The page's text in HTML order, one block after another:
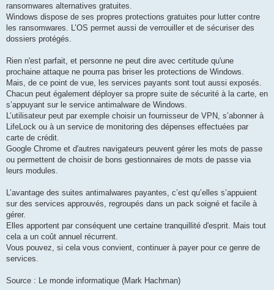
ransomwares alternatives gratuites.
Windows dispose de ses propres protections gratuites pour lutter contre
les ransomwares. L’OS permet aussi de verrouiller et de sécuriser des
dossiers protégés.
Rien n'est parfait, et personne ne peut dire avec certitude qu'une
prochaine attaque ne pourra pas briser les protections de Windows.
Mais, de ce point de vue, les services payants sont tout aussi exposés.
Chacun peut également déployer sa propre suite de sécurité à la carte, en
s’appuyant sur le service antimalware de Windows.
L’utilisateur peut par exemple choisir un fournisseur de VPN, s’abonner à
LifeLock ou à un service de monitoring des dépenses effectuées par
carte de crédit.
Google Chrome et d'autres navigateurs peuvent gérer les mots de passe
ou permettent de choisir de bons gestionnaires de mots de passe via
leurs modules.
L’avantage des suites antimalwares payantes, c’est qu’elles s’appuient
sur des services approuvés, regroupés dans un pack soigné et facile à
gérer.
Elles apportent par conséquent une certaine tranquillité d'esprit. Mais tout
cela a un coût annuel récurrent.
Vous pouvez, si cela vous convient, continuer à payer pour ce genre de
services.
Source : Le monde informatique (Mark Hachman)